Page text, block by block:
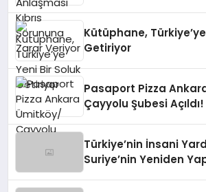
Kütüphane,
Getiriyor
Pasaport Pizza
Çayyolu Şubesi Açıldı!
Türkiye’nin İnsani
Suriye’nin Yeniden